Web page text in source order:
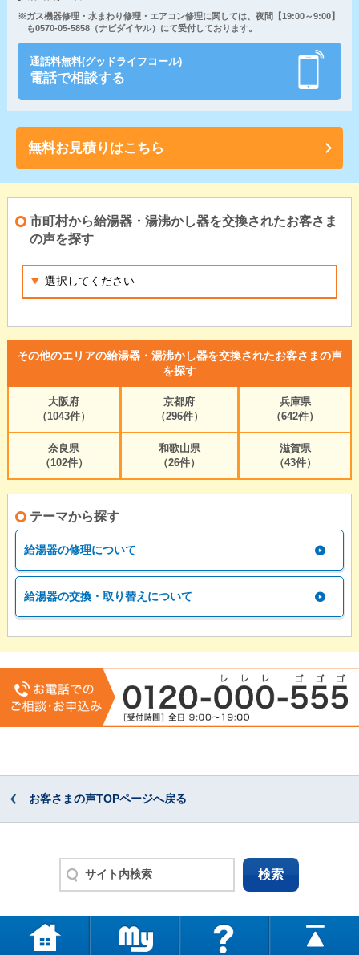
※ガス機器修理・水まわり修理・エアコン修理に関しては、夜間【19:00～9:00】
も0570-05-5858（ナビダイヤル）にて受付しております。
通話料無料(グッドライフコール)
電話で相談する
無料お見積りはこちら
市町村から給湯器・湯沸かし器を交換されたお客さま
の声を探す
その他のエリアの給湯器・湯沸かし器を交換されたお客さまの声
を探す
大阪府
（1043件）
京都府
（296件）
兵庫県
（642件）
奈良県
（102件）
和歌山県
（26件）
滋賀県
（43件）
テーマから探す
給湯器の修理について
給湯器の交換・取り替えについて
お客さまの声TOPページへ戻る